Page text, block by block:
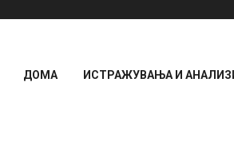
ДОМА ИСТРАЖУВАЊА И